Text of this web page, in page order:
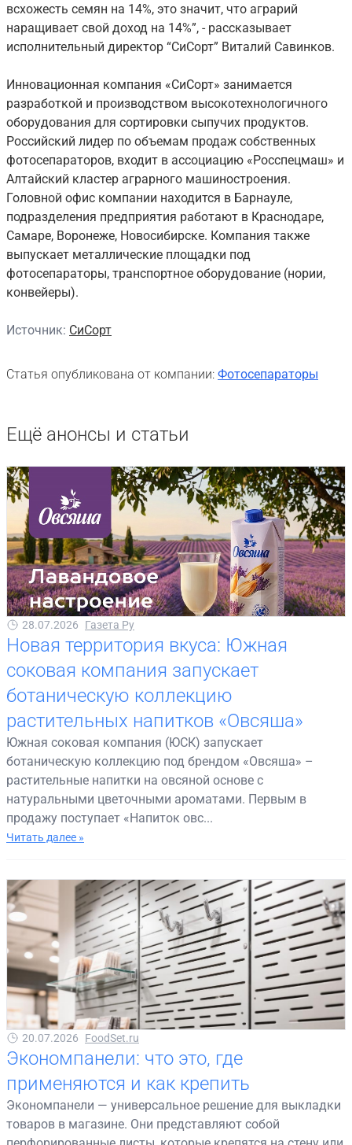
всхожесть семян на 14%, это значит, что аграрий
наращивает свой доход на 14%”, - рассказывает
исполнительный директор “СиСорт” Виталий Савинков.
Инновационная компания «СиСорт» занимается
разработкой и производством высокотехнологичного
оборудования для сортировки сыпучих продуктов.
Российский лидер по объемам продаж собственных
фотосепараторов, входит в ассоциацию «Росспецмаш» и
Алтайский кластер аграрного машиностроения.
Головной офис компании находится в Барнауле,
подразделения предприятия работают в Краснодаре,
Самаре, Воронеже, Новосибирске. Компания также
выпускает металлические площадки под
фотосепараторы, транспортное оборудование (нории,
конвейеры).
Источник: СиСорт
Статья опубликована от компании: Фотосепараторы
Ещё анонсы и статьи
28.07.2026 Газета Ру
Новая территория вкуса: Южная
соковая компания запускает
ботаническую коллекцию
растительных напитков «Овсяша»
Южная соковая компания (ЮСК) запускает
ботаническую коллекцию под брендом «Овсяша» –
растительные напитки на овсяной основе с
натуральными цветочными ароматами. Первым в
продажу поступает «Напиток овс...
Читать далее »
20.07.2026 FoodSet.ru
Экономпанели: что это, где
применяются и как крепить
Экономпанели — универсальное решение для выкладки
товаров в магазине. Они представляют собой